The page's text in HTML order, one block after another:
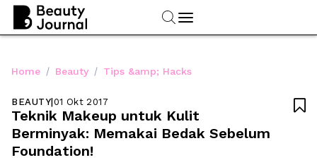
Home / Beauty / Tips &amp; Hacks
BEAUTY|01 Okt 2017
Teknik Makeup untuk Kulit
Berminyak: Memakai Bedak Sebelum
Foundation!
